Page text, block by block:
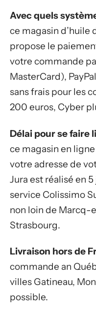
Avec quels
ce magasin d’huile
propose le
votre commande
MasterCard),
sans frais pour les
200 euros, Cyber
Délai pour se faire
ce magasin en
votre adresse de
Jura est réalisé en
service Colissimo
non loin de Marcq-
Strasbourg.
Livraison hors de
commande an
villes Gatineau,
possible.